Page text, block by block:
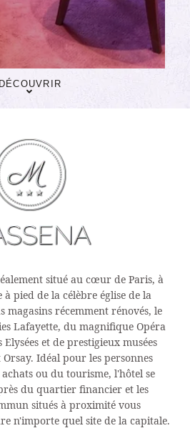
DÉCOUVRIR
situé au cœur de Paris, à
pied de la célèbre église de la
magasins récemment rénovés, le
Lafayette, du magnifique Opéra
et de prestigieux musées
Idéal pour les personnes
ou du tourisme, l'hôtel se
du quartier financier et les
situés à proximité vous
n'importe quel site de la capitale.